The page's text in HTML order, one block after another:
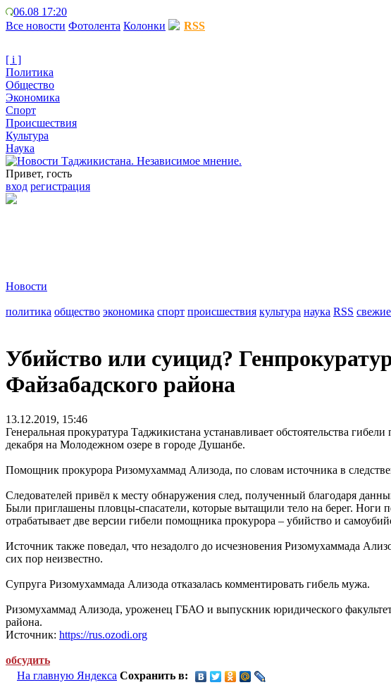
06.08 17:20
Все новости Фотолента Колонки RSS
[ i ]
Политика
Общество
Экономика
Спорт
Происшествия
Культура
Наука
Привет, гость
вход регистрация
Новости
политика общество экономика спорт происшествия культура наука RSS
Убийство или суицид?
Файзабадского района
13.12.2019, 15:46
Генеральная прокуратура Таджикистана устанавливает обстоятельства
декабря на Молодежном озере в городе Душанбе.
Помощник прокурора Ризомухаммад Ализода, по словам источника в
Следователей привёл к месту обнаружения след, полученный благодаря
Были приглашены пловцы-спасатели, которые вытащили тело на берег. Ноги
отрабатывает две версии гибели помощника прокурора – убийство и
Источник также поведал, что незадолго до исчезновения Ризомухаммада
сих пор неизвестно.
Супруга Ризомухаммада Ализода отказалась комментировать гибель мужа.
Ризомухаммад Ализода, уроженец ГБАО и выпускник юридического
района.
Источник: https://rus.ozodi.org
обсудить
На главную Яндекса Сохранить в: